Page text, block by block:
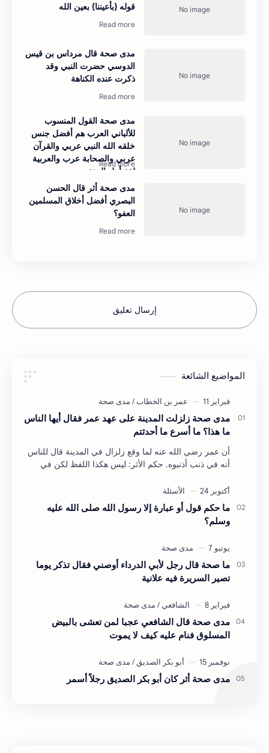
قوله {بأعيننا} بعين الله
مدى صحة قال مرداس بن قيس
الدوسي حضرت النبي وقد
ذكرت عنده الكناهة
مدى صحة القول المنسوب
للألباني العرب هم أفضل جنس
خلقه الله النبي عربي والقرآن
عربي والصحابة عرب والعربية
لغة أهل الجنة
مدى صحة أثر قال الحسن
البصري أفضل أخلاق المسلمين
العفو؟
إرسال تعليق
المواضيع الشائعة
مدى صحة زلزلت المدينة على عهد عمر فقال أيها الناس
ما هذا؟ ما أسرع ما أحدثتم
أن عمر رضي الله عنه لما وقع زلزال في المدينة قال للناس
أنه في ذنب أذنبوه. حكم الأثر: ليس هكذا اللفظ لكن في
ما حكم قول أو عبارة إلا رسول الله صلى الله عليه
وسلم؟
ما صحة قال رجل لأبي الدرداء أوصني فقال تذكر يوما
تصير السريرة فيه علانية
مدى صحة قال الشافعي عجبا لمن تعشى بالبيض
المسلوق فنام عليه كيف لا يموت
مدى صحة أثر كان أبو بكر الصديق رجلاً أسمر